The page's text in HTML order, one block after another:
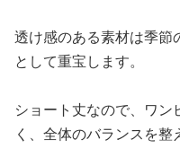
透け感のある素材は季節
として重宝します。
ショート丈なので、ワン
く、全体のバランスを整